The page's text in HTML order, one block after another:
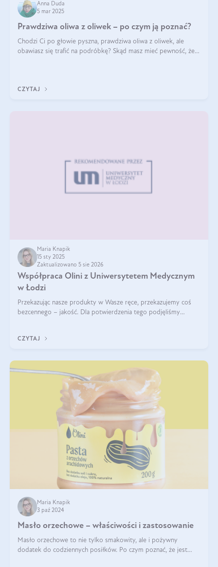
Anna Duda
5 mar 2025
Prawdziwa oliwa z oliwek – po czym ją poznać?
Chodzi Ci po głowie pyszna, prawdziwa oliwa z oliwek, ale
obawiasz się trafić na podróbkę? Skąd masz mieć pewność, że
CZYTAJ
Maria Knapik
15 sty 2025
Zaktualizowano 5 sie 2026
Współpraca Olini z Uniwersytetem Medycznym
w Łodzi
Przekazując nasze produkty w Wasze ręce, przekazujemy coś
bezcennego – jakość. Dla potwierdzenia tego podjęliśmy
CZYTAJ
Maria Knapik
3 paź 2024
Masło orzechowe – właściwości i zastosowanie
Masło orzechowe to nie tylko smakowity, ale i pożywny
dodatek do codziennych posiłków. Po czym poznać, że jest